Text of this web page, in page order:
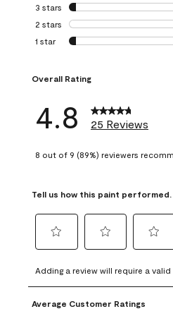
3 stars stars
2 stars stars
1 star stars
Overall Rating
4.8 25 Reviews
8 out of 9 (89%) reviewers
Tell us how this paint performed.
to
rate
the
item
to
rate
the
to
rate
the
item
Adding a review will require a
Average Customer Ratings